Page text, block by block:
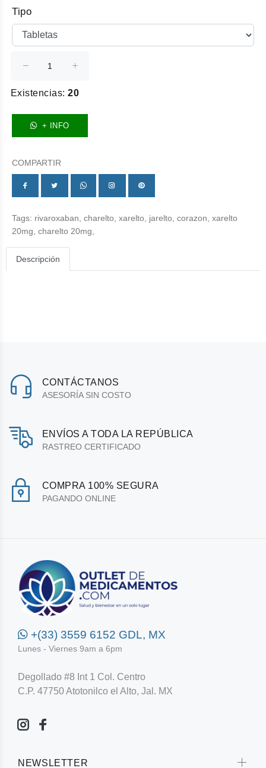
Tipo
Existencias:20
+ INFO
COMPARTIR
Tags: rivaroxaban, charelto, xarelto, jarelto, corazon, xarelto
20mg, charelto 20mg,
Descripción
CONTÁCTANOS
ASESORÍA SIN COSTO
ENVÍOS A TODA LA REPÚBLICA
RASTREO CERTIFICADO
COMPRA 100% SEGURA
PAGANDO ONLINE
+(33) 3559 6152 GDL, MX
Lunes - Viernes 9am a 6pm
Degollado #8 Int 1 Col. Centro
C.P. 47750 Atotonilco el Alto, Jal. MX
NEWSLETTER